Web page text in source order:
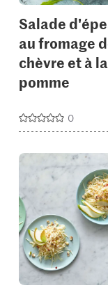
Salade
au fromage
chèvre et à la
pomme
0